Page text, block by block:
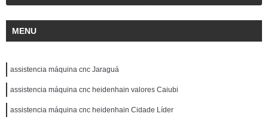
MENU
assistencia máquina cnc Jaraguá
assistencia máquina cnc heidenhain valores Caiubi
assistencia máquina cnc heidenhain Cidade Líder